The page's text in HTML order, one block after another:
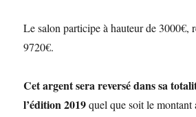
Le salon participe à hauteur de 3000€,
9720€.
Cet argent sera reversé dans sa
l’édition 2019quel que soit le montant